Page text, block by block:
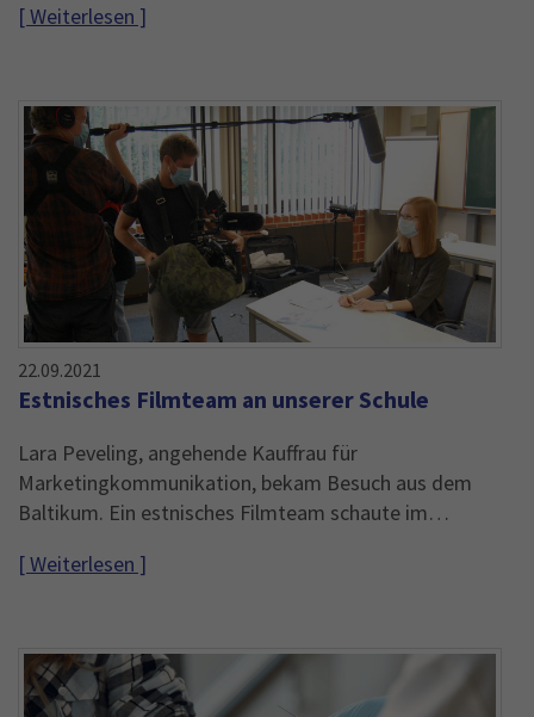
[ Weiterlesen ]
22.09.2021
Estnisches Filmteam an unserer Schule
Lara Peveling, angehende Kauffrau für
Marketingkommunikation, bekam Besuch aus dem
Baltikum. Ein estnisches Filmteam schaute im…
[ Weiterlesen ]